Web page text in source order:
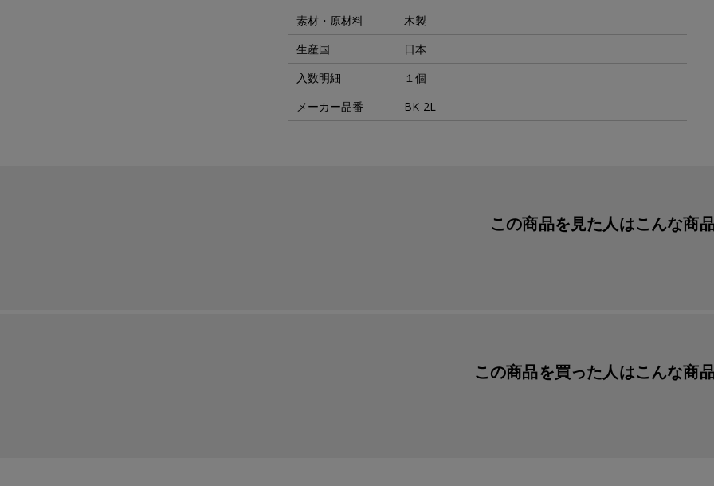
素材・原材料
木製
生産国
日本
入数明細
１個
メーカー品番
BK-2L
この商品を見た人はこんな商
この商品を買った人はこんな商